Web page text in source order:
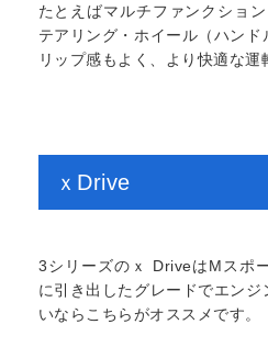
たとえばマルチファンクショ
テアリング・ホイール（ハン
リップ感もよく、より快適な運
ｘDrive
3シリーズのｘ DriveはMスポ
に引き出したグレードでエン
いならこちらがオススメです。